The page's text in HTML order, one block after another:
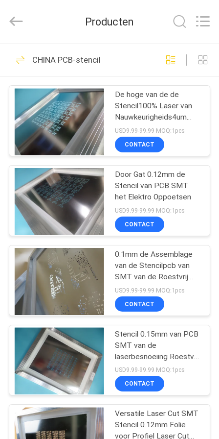
HUIS
PRODUCTEN
VIDEO'S
OVER
ONS
FABRIEKSTOCHT
KWALITEITSCONTROLE
NEEM
CONTACT
MET
ONS
OP
NIEUWS
GEVALLEN
SITEMAP
Technology
Rights
Rf-de Raad van PCB
388
De Raad van
Rogerspcb
231
PTFE-de Raad van
PCB
Hoge Tg-PCB
Producten
CHINA PCB-stencil
De hoge van de de
Stencil100% Laser van
Nauwkeurigheids4um
PCB SMT Wig van het
de Besnoeiingsroestvrije
staal
USD9.99-99.99 MOQ:1pcs
CONTACT
Door Gat 0.12mm de
Stencil van PCB SMT
het Elektro Oppoetsen
USD9.99-99.99 MOQ:1pcs
CONTACT
0.1mm de Assemblage
van de Stencilpcb van
SMT van de Roestvrij
staalwig voor BGA-
Pakket
USD9.99-99.99 MOQ:1pcs
CONTACT
Stencil 0.15mm van PCB
SMT van de
laserbesnoeiing Roestvrij
staalfolie met
aluminiumkader
USD9.99-99.99 MOQ:1pcs
CONTACT
Versatile Laser Cut SMT
Stencil 0.12mm Folie
voor Profiel Laser Cut